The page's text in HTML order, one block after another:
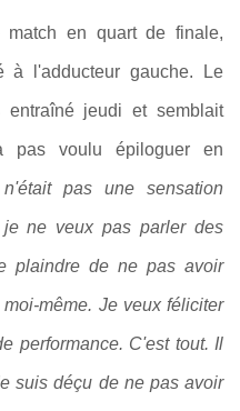
en quart de finale,
à l'adducteur gauche. Le
jeudi et semblait
voulu épiloguer en
pas une sensation
ne veux pas parler des
plaindre de ne pas avoir
même. Je veux féliciter
performance. C'est tout. Il
suis déçu de ne pas avoir